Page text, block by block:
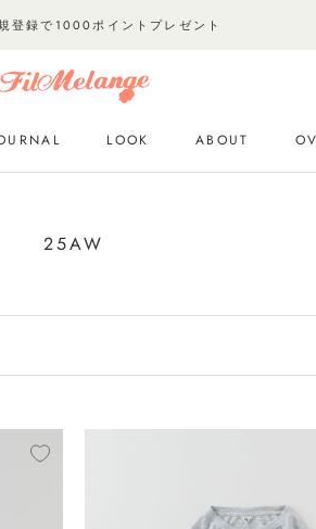
登録で1000ポイントプレゼント
LOOK
ABOUT
25AW